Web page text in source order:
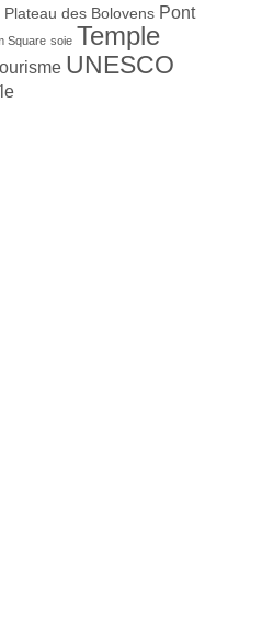
Plateau des Bolovens Pont
Square soie Temple
UNESCO